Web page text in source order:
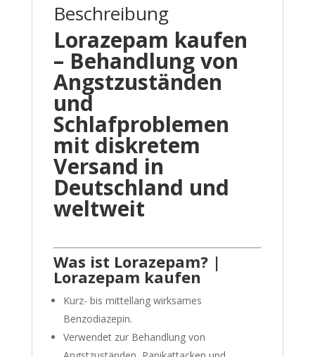
Beschreibung
Lorazepam kaufen
– Behandlung von
Angstzuständen
und
Schlafproblemen
mit diskretem
Versand in
Deutschland und
weltweit
Was ist Lorazepam? |
Lorazepam kaufen
Kurz- bis mittellang wirksames
Benzodiazepin.
Verwendet zur Behandlung von